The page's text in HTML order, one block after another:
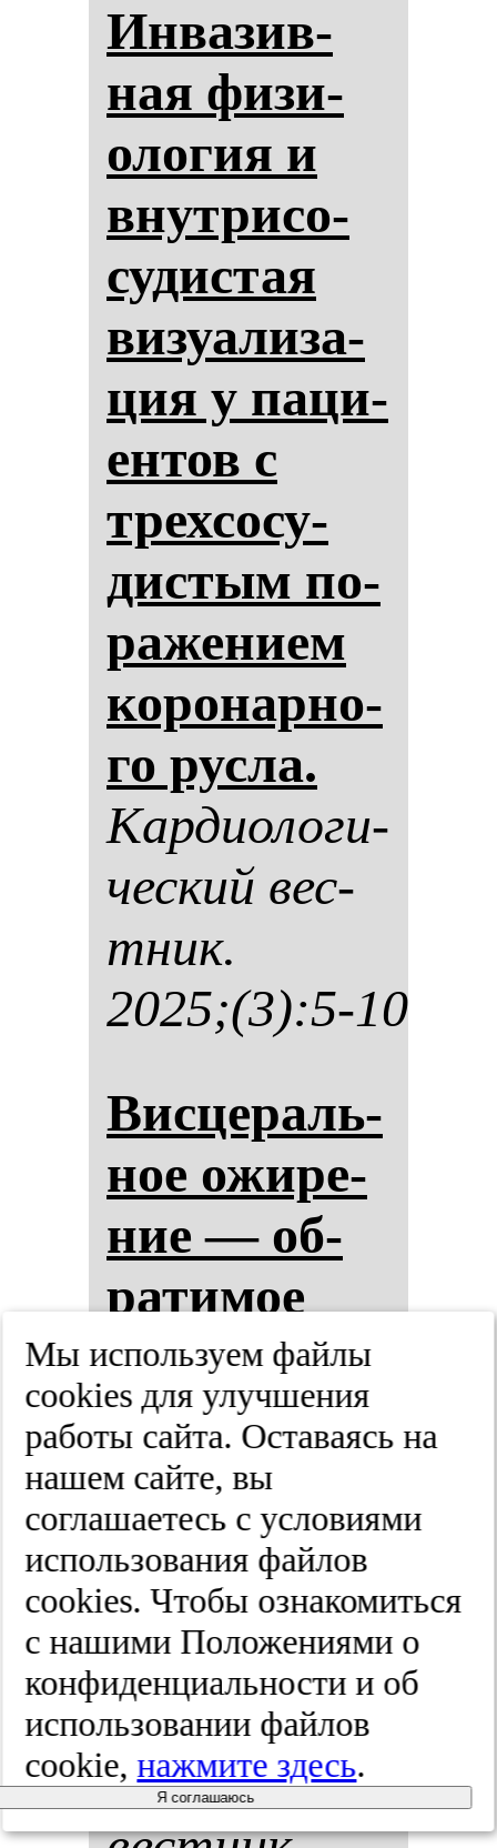
Ин­ва­зив­
ная фи­зи­
оло­гия и
внут­ри­со­
су­дис­тая
ви­зу­али­за­
ция у па­ци­
ен­тов с
трех­со­су­
дис­тым по­
ра­же­ни­ем
ко­ро­нар­но­
го рус­ла.
Кар­ди­оло­ги­
чес­кий вес­
тник.
2025;(3):5-10
Вис­це­раль­
ное ожи­ре­
ние — об­
ра­ти­мое
зве­но па­то­
ге­не­за ос­
нов­ных
сер­деч­но-
со­су­дис­тых
за­бо­ле­ва­
ний. Кар­ди­
оло­ги­чес­кий
Мы используем файлы
cооkies для улучшения
работы сайта. Оставаясь на
нашем сайте, вы
соглашаетесь с условиями
использования файлов
cооkies. Чтобы ознакомиться
с нашими Положениями о
конфиденциальности и об
использовании файлов
cookie,нажмите здесь.
Я соглашаюсь